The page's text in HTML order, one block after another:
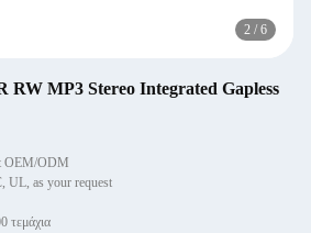
2 / 6
RW MP3 Stereo Integrated Gapless
OEM/ODM
UL, as your request
τεμάχια